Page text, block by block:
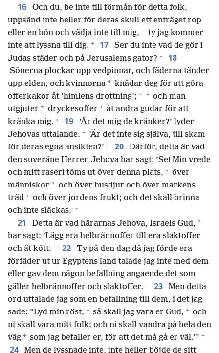
16
Och du, be inte till förmån för detta folk,
uppsänd inte heller för deras skull ett enträget rop
eller en bön och vädja inte till mig, + ty jag kommer
inte att lyssna till dig. + 17
Ser du inte vad de gör i
Judas städer och på Jerusalems gator? + 18
Sönerna plockar upp vedpinnar, och fäderna tänder
upp elden, och kvinnorna * knådar deg för att göra
offerkakor åt ’himlens drottning’; * + och man
utgjuter * dryckesoffer + åt andra gudar för att
kränka mig. + 19
’Är det mig de kränker?’ lyder
Jehovas uttalande. + ’Är det inte sig själva, till skam
för deras egna ansikten?’ + 20
Därför, detta är vad
den suveräne Herren Jehova har sagt: ’Se! Min vrede
och mitt raseri töms ut över denna plats, + över
människor * och över husdjur och över markens
träd + och över jordens frukt; och det skall brinna
och inte släckas.’ +
21 Detta är vad härarnas Jehova, Israels Gud, *
har sagt: ’Lägg era helbrännoffer till era slaktoffer
och ät kött. + 22
Ty på den dag då jag förde era
förfäder ut ur Egyptens land talade jag inte med dem
eller gav dem någon befallning angående det som
gäller helbrännoffer och slaktoffer. + 23
Men detta
ord uttalade jag som en befallning till dem, i det jag
sade: ”Lyd min röst, + så skall jag vara er Gud, + och
ni skall vara mitt folk; och ni skall vandra på hela den
väg + som jag befaller er, för att det må gå er väl.”’ +
24 Men de lyssnade inte, inte heller böjde de sitt